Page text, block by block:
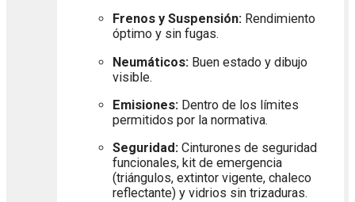
Frenos y Suspensión: Rendimiento
óptimo y sin fugas.
Neumáticos: Buen estado y dibujo
visible.
Emisiones: Dentro de los límites
permitidos por la normativa.
Seguridad: Cinturones de seguridad
funcionales, kit de emergencia
(triángulos, extintor vigente, chaleco
reflectante) y vidrios sin trizaduras.